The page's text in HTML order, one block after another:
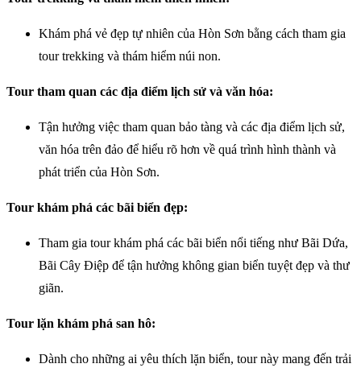
Khám phá vẻ đẹp tự nhiên của Hòn Sơn bằng cách tham gia
tour trekking và thám hiểm núi non.
Tour tham quan các địa điểm lịch sử và văn hóa:
Tận hưởng việc tham quan bảo tàng và các địa điểm lịch sử,
văn hóa trên đảo để hiểu rõ hơn về quá trình hình thành và
phát triển của Hòn Sơn.
Tour khám phá các bãi biển đẹp:
Tham gia tour khám phá các bãi biển nổi tiếng như Bãi Dứa,
Bãi Cây Điệp để tận hưởng không gian biển tuyệt đẹp và thư
giãn.
Tour lặn khám phá san hô:
Dành cho những ai yêu thích lặn biển, tour này mang đến trải